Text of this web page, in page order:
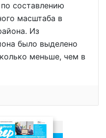
составлению
масштаба в
Из
было выделено
меньше, чем в